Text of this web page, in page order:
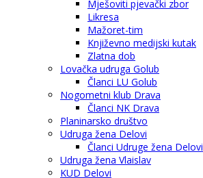
Mješoviti pjevački zbor
Likresa
Mažoret-tim
Književno medijski kutak
Zlatna dob
Lovačka udruga Golub
Članci LU Golub
Nogometni klub Drava
Članci NK Drava
Planinarsko društvo
Udruga žena Delovi
Članci Udruge žena Delovi
Udruga žena Vlaislav
KUD Delovi